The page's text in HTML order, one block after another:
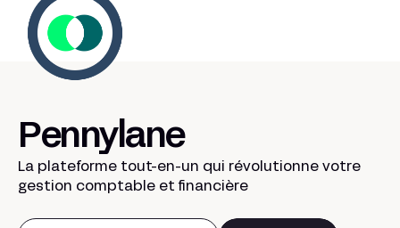
Pennylane
La plateforme tout-en-un qui révolutionne votre
gestion comptable et financière